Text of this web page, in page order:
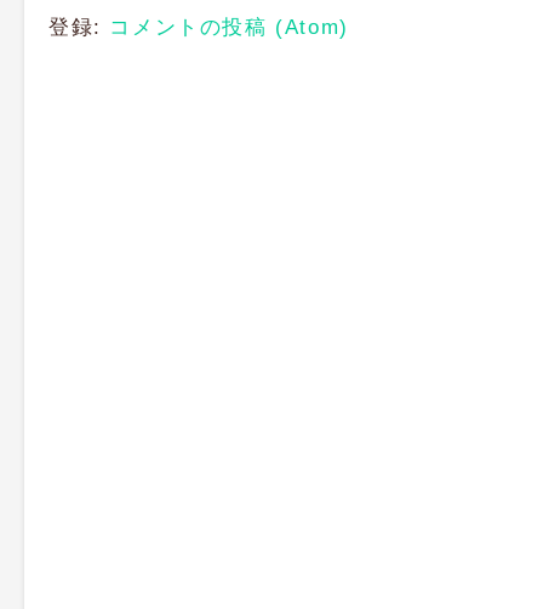
登録: コメントの投稿 (Atom)